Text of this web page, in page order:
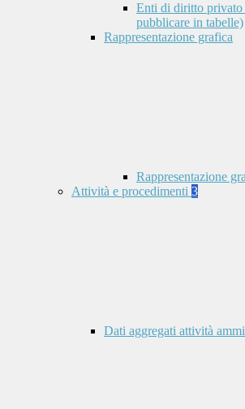
Enti di diritto privato
pubblicare in tabelle)
Rappresentazione grafica
Rappresentazione
Attività e procedimenti 3
Dati aggregati attività